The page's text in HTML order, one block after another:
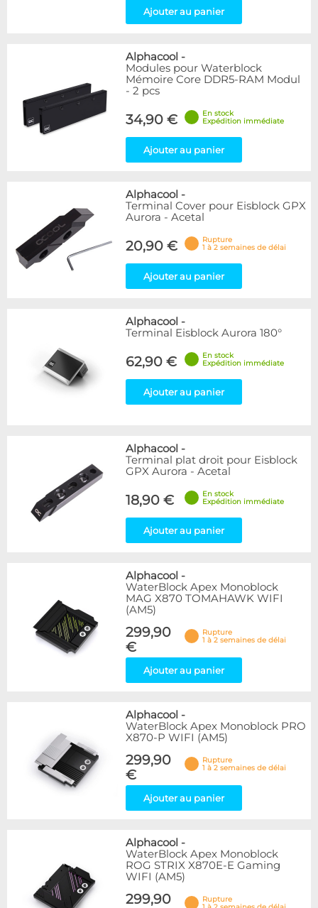
Ajouter au panier
Alphacool -
Modules pour Waterblock
Mémoire Core DDR5-RAM Modul
- 2 pcs
34,90 €
En stock
Expédition immédiate
Ajouter au panier
Alphacool -
Terminal Cover pour Eisblock GPX
Aurora - Acetal
20,90 €
Rupture
1 à 2 semaines de délai
Ajouter au panier
Alphacool -
Terminal Eisblock Aurora 180°
62,90 €
En stock
Expédition immédiate
Ajouter au panier
Alphacool -
Terminal plat droit pour Eisblock
GPX Aurora - Acetal
18,90 €
En stock
Expédition immédiate
Ajouter au panier
Alphacool -
WaterBlock Apex Monoblock
MAG X870 TOMAHAWK WIFI
(AM5)
299,90
€
Rupture
1 à 2 semaines de délai
Ajouter au panier
Alphacool -
WaterBlock Apex Monoblock PRO
X870-P WIFI (AM5)
299,90
€
Rupture
1 à 2 semaines de délai
Ajouter au panier
Alphacool -
WaterBlock Apex Monoblock
ROG STRIX X870E-E Gaming
WIFI (AM5)
299,90
Rupture